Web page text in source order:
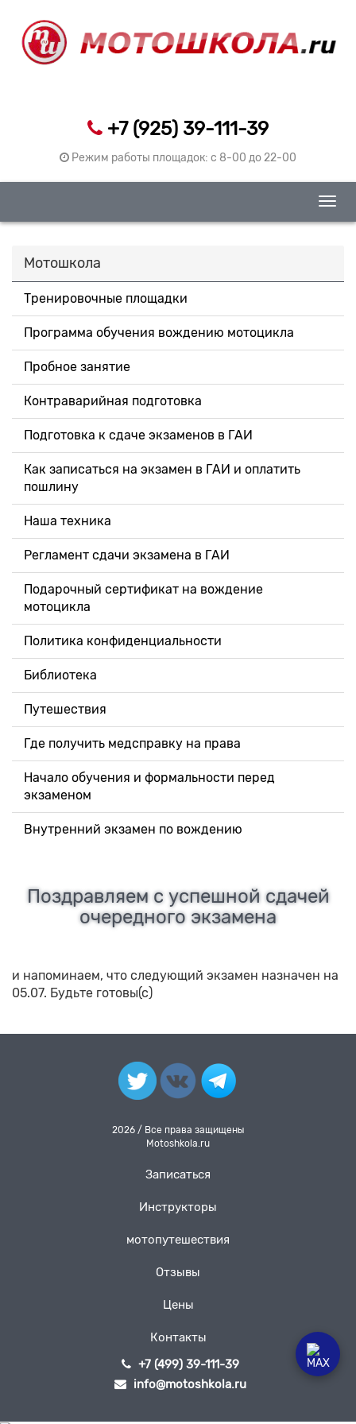
+7 (925) 39-111-39
Режим работы площадок: c 8-00 до 22-00
Мотошкола
Тренировочные площадки
Программа обучения вождению мотоцикла
Пробное занятие
Контраварийная подготовка
Подготовка к сдаче экзаменов в ГАИ
Как записаться на экзамен в ГАИ и оплатить
пошлину
Наша техника
Регламент сдачи экзамена в ГАИ
Подарочный сертификат на вождение
мотоцикла
Политика конфиденциальности
Библиотека
Путешествия
Где получить медсправку на права
Начало обучения и формальности перед
экзаменом
Внутренний экзамен по вождению
Поздравляем с успешной сдачей
очередного экзамена
и напоминаем, что следующий экзамен назначен на
05.07. Будьте готовы(с)
2026 / Все права защищены
Motoshkola.ru
Записаться
Инструкторы
мотопутешествия
Отзывы
Цены
Контакты
+7 (499) 39-111-39
info@motoshkola.ru